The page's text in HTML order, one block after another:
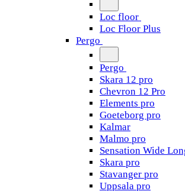
Loc floor
Loc Floor Plus
Pergo
Pergo
Skara 12 pro
Chevron 12 Pro
Elements pro
Goeteborg pro
Kalmar
Malmo pro
Sensation Wide
Skara pro
Stavanger pro
Uppsala pro